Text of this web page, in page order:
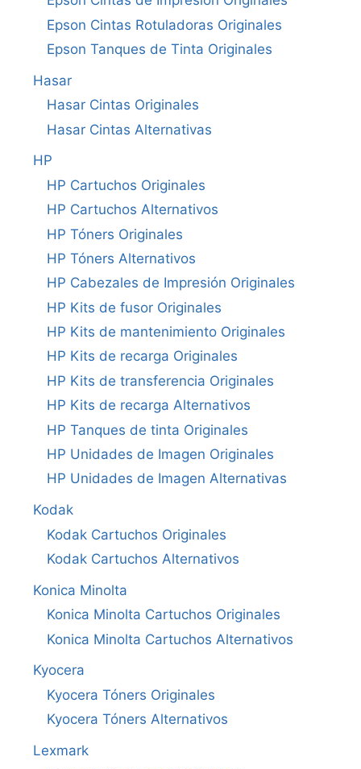
Epson Cintas Rotuladoras Originales
Epson Tanques de Tinta Originales
Hasar
Hasar Cintas Originales
Hasar Cintas Alternativas
HP
HP Cartuchos Originales
HP Cartuchos Alternativos
HP Tóners Originales
HP Tóners Alternativos
HP Cabezales de Impresión Originales
HP Kits de fusor Originales
HP Kits de mantenimiento Originales
HP Kits de recarga Originales
HP Kits de transferencia Originales
HP Kits de recarga Alternativos
HP Tanques de tinta Originales
HP Unidades de Imagen Originales
HP Unidades de Imagen Alternativas
Kodak
Kodak Cartuchos Originales
Kodak Cartuchos Alternativos
Konica Minolta
Konica Minolta Cartuchos Originales
Konica Minolta Cartuchos Alternativos
Kyocera
Kyocera Tóners Originales
Kyocera Tóners Alternativos
Lexmark